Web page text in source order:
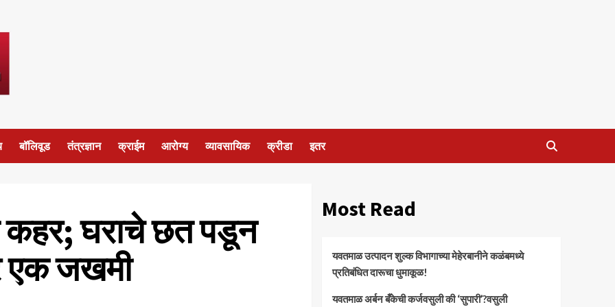
बॉलिवूड तंत्रज्ञान क्राईम आरोग्य व्यावसायिक क्रीडा इतर
कहर; घराचे छत पडून
एक जखमी
Most Read
यवतमाळ उत्पादन शुल्क विभागाच्या मेहेरबानीने कळंबमध्ये
प्रतिबंधित दारूचा धुमाकूळ!
​यवतमाळ अर्बन बँकेची कर्जवसुली की ‘सुपारी’?वसुली